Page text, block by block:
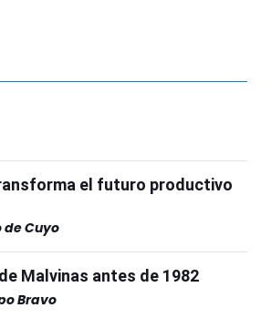
el futuro productivo
de Cuyo
Malvinas antes de 1982
Bravo